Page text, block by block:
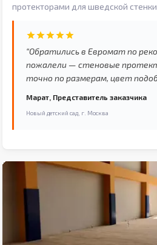
протекторами для шведской
“Обратились в Евромат по
пожалели — стеновые
точно по размерам, цвет
Марат, Представитель заказчика
Новый детский сад, г. Москва